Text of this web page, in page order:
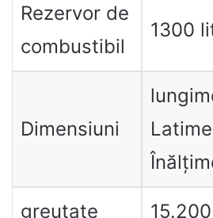
Rezervor de
combustibil
1300
Dimensiuni
greutate